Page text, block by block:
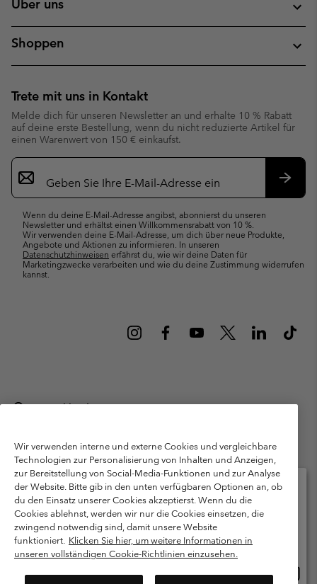
Über uns
Shoppen
Trete mit uns in Kontakt
Melde dich für unseren Newsletter an und erhalte 10 % Rabatt
auf deine erste Bestellung, wenn du nicht reduzierte Artikel für
einen Warenwert von 150 € einkaufst.
Newsletter-
Anmeldung
Wenn du deine E-Mail-Adresse angibst, abonnierst du unseren
Newsletter und erhältst einen Willkommensrabatt von 10 %.
Wir verwenden deine E-Mail-Adresse, um dich über neue Produkte,
Angebote und Aktionen zu informieren. In unseren
Datenschutzhinweisen erfährst du, wie wir deine Daten für
Marketingzwecke verarbeiten und wie du deine Zustimmung widerrufen
kannst.
Deutschland
München Deutschland. Alle Rechte vorbehalten.
Nutzungsbedingungen
Allgemeine Verkaufsbedingungen
Garantie
Datenschutzerklärung
Bestimmungen und Bedingungen des Mitglieder Programms
Nutzungsbedingungen Für Nutzergenerierte Inhalte
Cookies
Public CBCR
Wir verwenden interne und externe Cookies und vergleichbare
Technologien zur Personalisierung von Inhalten und Anzeigen,
zur Bereitstellung von Social-Media-Funktionen und zur Analyse
der Website. Bitte gib in den unten verfügbaren Optionen an, ob
du den Einsatz unserer Cookies akzeptierst. Wenn du die
Cookies ablehnst, werden wir nur die Cookies einsetzen, die
zwingend notwendig sind, damit unsere Website
funktioniert. Klicken Sie hier, um weitere Informationen in
unseren vollständigen Cookie-Richtlinien einzusehen.
Bitte wählen Sie Ihr Lieferland und Ihre Sprache
Online-Einkauf verfügbar